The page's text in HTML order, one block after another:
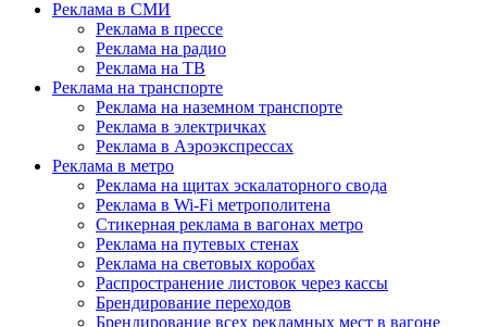
Реклама в СМИ
Реклама в прессе
Реклама на радио
Реклама на ТВ
Реклама на транспорте
Реклама на наземном транспорте
Реклама в электричках
Реклама в Аэроэкспрессах
Реклама в метро
Реклама на щитах эскалаторного свода
Реклама в Wi-Fi метрополитена
Стикерная реклама в вагонах метро
Реклама на путевых стенах
Реклама на световых коробах
Распространение листовок через кассы
Брендирование переходов
Брендирование всех рекламных мест в вагоне